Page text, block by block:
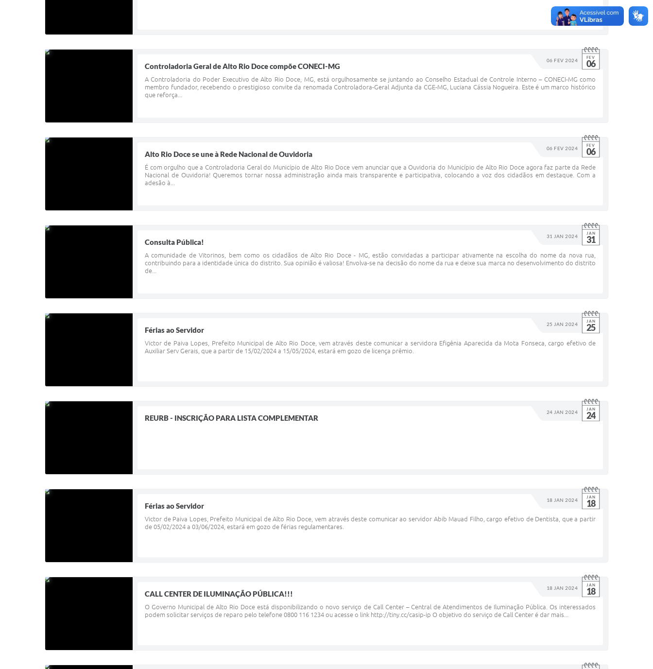
06 FEV 2024 FEV
06
Controladoria Geral de Alto Rio Doce compõe CONECI-MG
A Controladoria do Poder Executivo de Alto Rio Doce, MG, está orgulhosamente se juntando ao Conselho Estadual de Controle Interno – CONECI-MG como
membro fundador, recebendo o prestigioso convite da renomada Controladora-Geral Adjunta da CGE-MG, Luciana Cássia Nogueira. Este é um marco histórico
que reforça...
06 FEV 2024 FEV
06
Alto Rio Doce se une à Rede Nacional de Ouvidoria
É com orgulho que a Controladoria Geral do Município de Alto Rio Doce vem anunciar que a Ouvidoria do Município de Alto Rio Doce agora faz parte da Rede
Nacional de Ouvidoria! Queremos tornar nossa administração ainda mais transparente e participativa, colocando a voz dos cidadãos em destaque. Com a
adesão à...
31 JAN 2024 JAN
31
Consulta Pública!
A comunidade de Vitorinos, bem como os cidadãos de Alto Rio Doce - MG, estão convidadas a participar ativamente na escolha do nome da nova rua,
contribuindo para a identidade única do distrito. Sua opinião é valiosa! Envolva-se na decisão do nome da rua e deixe sua marca no desenvolvimento do distrito
de...
25 JAN 2024 JAN
25
Férias ao Servidor
Victor de Paiva Lopes, Prefeito Municipal de Alto Rio Doce, vem através deste comunicar a servidora Efigênia Aparecida da Mota Fonseca, cargo efetivo de
Auxiliar Serv Gerais, que a partir de 15/02/2024 a 15/05/2024, estará em gozo de licença prêmio.
24 JAN 2024 JAN
24
REURB - INSCRIÇÃO PARA LISTA COMPLEMENTAR
18 JAN 2024 JAN
18
Férias ao Servidor
Victor de Paiva Lopes, Prefeito Municipal de Alto Rio Doce, vem através deste comunicar ao servidor Abib Mauad Filho, cargo efetivo de Dentista, que a partir
de 05/02/2024 a 03/06/2024, estará em gozo de férias regulamentares.
18 JAN 2024 JAN
18
CALL CENTER DE ILUMINAÇÃO PÚBLICA!!!
O Governo Municipal de Alto Rio Doce está disponibilizando o novo serviço de Call Center – Central de Atendimentos de Iluminação Pública. Os interessados
podem solicitar serviços de reparo pelo telefone 0800 116 1234 ou acesse o link http://tiny.cc/casip-ip O objetivo do serviço de Call Center é dar mais...